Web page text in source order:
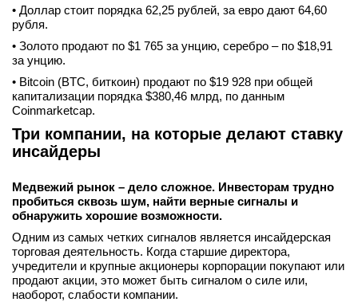
• Доллар стоит порядка 62,25 рублей, за евро дают 64,60
рубля.
• Золото продают по $1 765 за унцию, серебро – по $18,91
за унцию.
• Bitcoin (BTC, биткоин) продают по $19 928 при общей
капитализации порядка $380,46 млрд, по данным
Coinmarketcap.
Три компании, на которые делают ставку
инсайдеры
Медвежий рынок – дело сложное. Инвесторам трудно
пробиться сквозь шум, найти верные сигналы и
обнаружить хорошие возможности.
Одним из самых четких сигналов является инсайдерская
торговая деятельность. Когда старшие директора,
учредители и крупные акционеры корпорации покупают или
продают акции, это может быть сигналом о силе или,
наоборот, слабости компании.